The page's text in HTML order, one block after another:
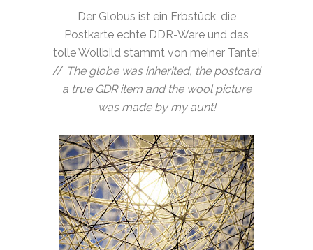
Der Globus ist ein Erbstück, die
Postkarte echte DDR-Ware und das
tolle Wollbild stammt von meiner Tante!
// The globe was inherited, the postcard
a true GDR item and the wool picture
was made by my aunt!